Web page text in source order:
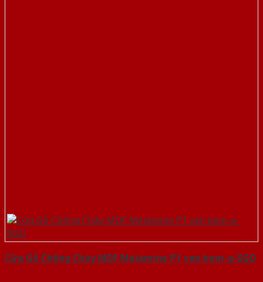
Cửa Gỗ Chống Cháy MDF Melamine P1 van kem-a-SGD